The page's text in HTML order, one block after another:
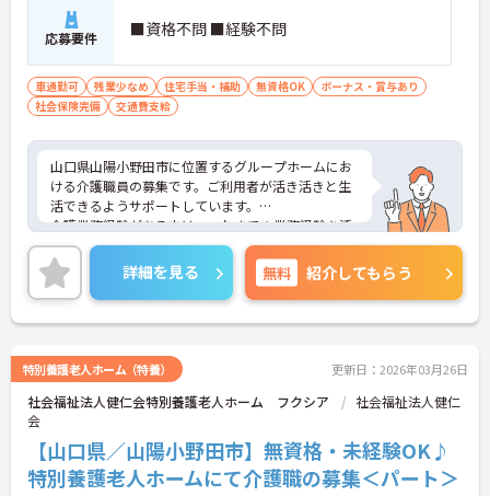
応募要件 ■資格不問 ■経験不問
車通勤可 残業少なめ 住宅手当・補助 無資格OK
ボーナス・賞与あり
社会保険完備
交通費支給
山口県山陽小野田市に位置するグループホームにお
ける介護職員の募集です。ご利用者が活き活きと生
活できるようサポートしています。
介護業務経験がある方は、これまでの業務経験を活
かしながら就業できる環境です。ご利用者に寄り添
って介護サービスを提供を行っていただける方を募
集しています。
ご興味のある方には、面接対策ポイントなど、さら
に詳細をお話しいたしますのでお気軽にご相談くだ
詳細を見る 無料 紹介してもらう
特別養護老人ホーム（特養） 更新日：2026年03月26日
社会福祉法人健仁会特別養護老人ホーム フクシア
社会福祉法人健仁
会
【山口県／山陽小野田市】無資格・未経験OK♪
特別養護老人ホームにて介護職の募集＜パート＞